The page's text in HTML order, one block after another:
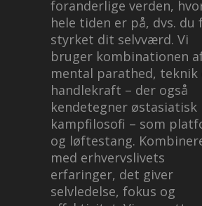
foranderlige verden,
hele tiden er på, dvs. du
styrket dit selvværd. Vi
bruger kombinationen
mental parathed, teknik
handlekraft – der også
kendetegner østasiatisk
kampfilosofi – som
og løftestang.
med erhvervslivets
erfaringer, det giver
selvledelse, fokus og